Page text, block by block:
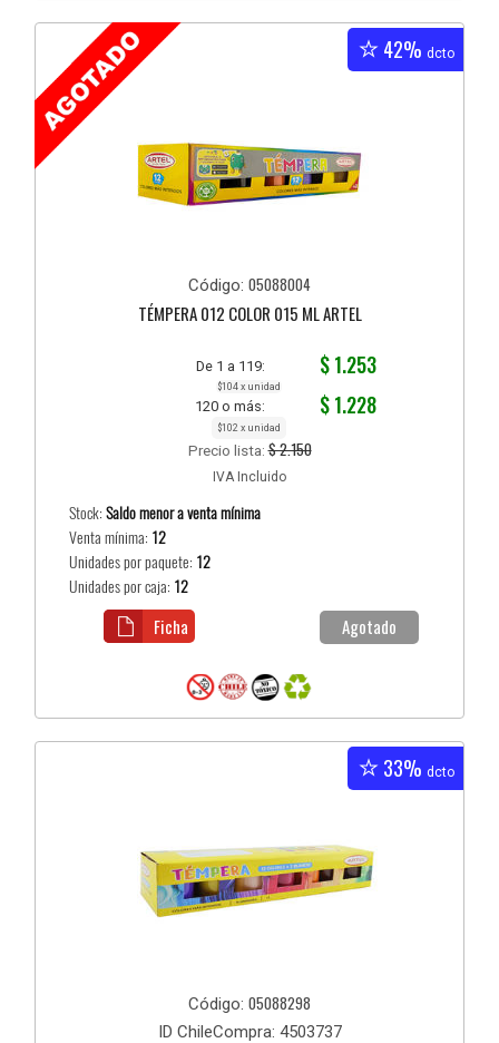
42% dcto
Código: 05088004
TÉMPERA 012 COLOR 015 ML ARTEL
De 1 a 119: $ 1.253
$104 x unidad
120 o más: $ 1.228
$102 x unidad
Precio lista:$ 2.150
IVA Incluido
Stock:Saldo menor a venta mínima
Venta mínima: 12
Unidades por paquete: 12
Unidades por caja: 12
Agotado
Ficha
33% dcto
Código: 05088298
ID ChileCompra: 4503737